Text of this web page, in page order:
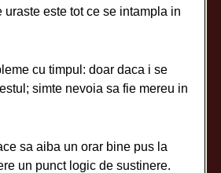
uraste este tot ce se intampla in
cu timpul: doar daca i se
simte nevoia sa fie mereu in
sa aiba un orar bine pus la
un punct logic de sustinere.